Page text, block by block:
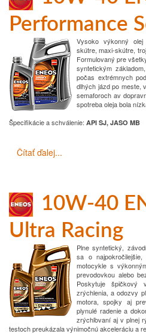
Performance
Vysoko výkonný
skútre, maxi-skútre,
Formulovaný pre
syntetickým
počas extrémnych
dlhých jázd po meste,
semaforoch av
spotreba oleja bola
Špecifikácie a schválenie: API SJ, JASO MB
Čítať ďalej...
10W-40
Ultra Racing
Plne syntetický,
sa o
motocykle s
prevodovkou alebo
Poskytuje
zrýchlenia, a odozvy
motora, spojky aj
plynulé radenie a
zrýchľovaní aj v plnej
testoch preukázala výnimočnú akceleráciu a